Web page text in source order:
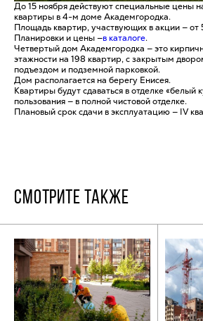
До 15 ноября действуют специальные цены
квартиры в 4-м доме Академгородка.
Площадь квартир, участвующих в акции — от
Планировки и цены —в каталоге.
Четвертый дом Академгородка — это
этажности на 198 квартир, с закрытым
подъездом и подземной парковкой.
Дом располагается на берегу Енисея.
Квартиры будут сдаваться в отделке «белый
пользования — в полной чистовой отделке.
Плановый срок сдачи в эксплуатацию — IV
СМОТРИТЕ ТАКЖЕ